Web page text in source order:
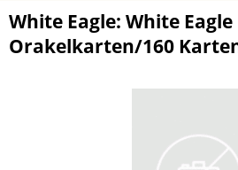
White Eagle: White Eagle
Orakelkarten/160